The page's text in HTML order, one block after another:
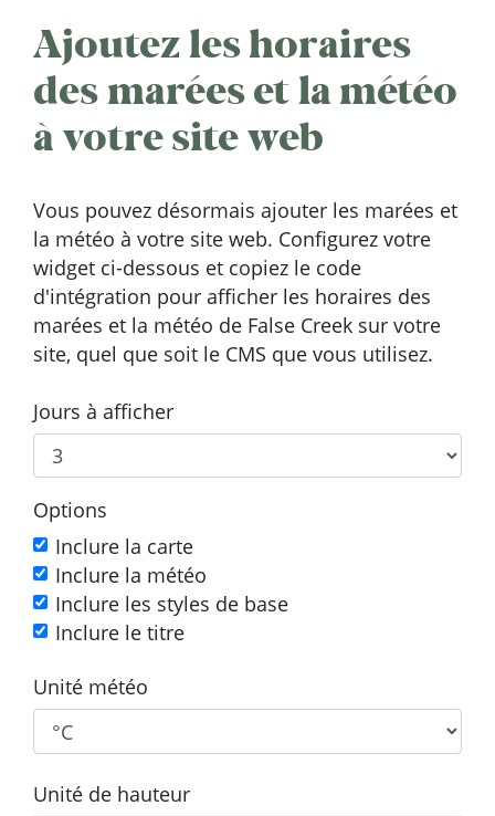
Ajoutez les horaires
des marées et la météo
à votre site web
Vous pouvez désormais ajouter les marées et
la météo à votre site web. Configurez votre
widget ci-dessous et copiez le code
d'intégration pour afficher les horaires des
marées et la météo de False Creek sur votre
site, quel que soit le CMS que vous utilisez.
Jours à afficher
Options
Inclure la carte
Inclure la météo
Inclure les styles de base
Inclure le titre
Unité météo
Unité de hauteur